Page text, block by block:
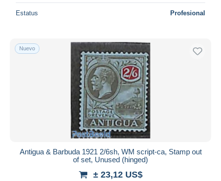
Estatus Profesional
Nuevo
Antigua & Barbuda 1921 2/6sh, WM script-ca, Stamp out
of set, Unused (hinged)
± 23,12 US$